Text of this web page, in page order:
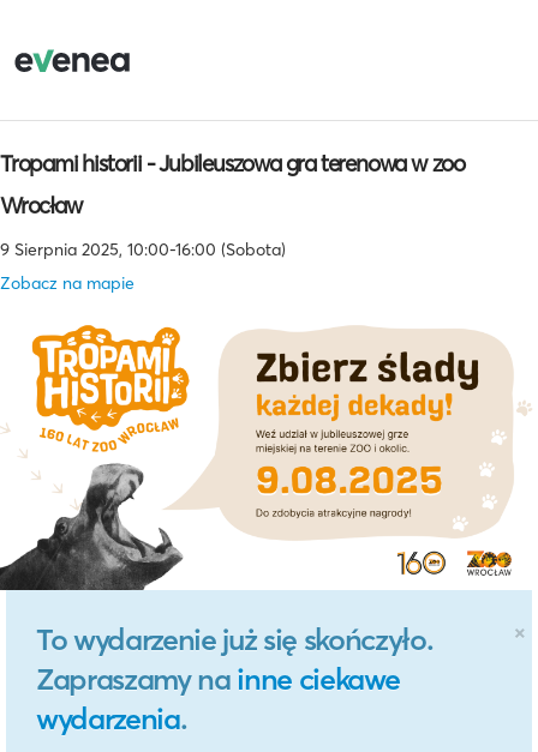
Tropami historii - Jubileuszowa gra terenowa w zoo
Wrocław
9 Sierpnia 2025, 10:00-16:00 (Sobota)
Zobacz na mapie
×
To wydarzenie już się skończyło.
Zapraszamy na inne ciekawe
wydarzenia.